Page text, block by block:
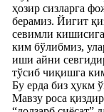
ҳозир сизларга
берамиз. Йигит
севимли
ким бўлибмиз,
иши айни
тўсиб чиқишга
Бу ерда биз ҳукм
Мавзу роса